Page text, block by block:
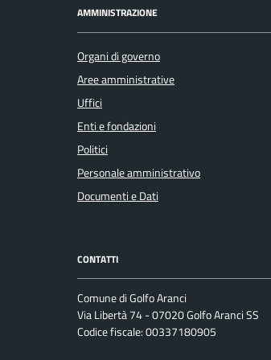
politica
Concorsi
Covid-
Elezioni
rinnovabili
Estero
AMMINISTRAZIONE
Organi di governo
Aree amministrative
Uffici
Enti e fondazioni
Politici
Personale amministrativo
Documenti e Dati
CONTATTI
Comune di Golfo Aranci
Via Libertà 74 - 07020 Golfo Aranci SS
Codice fiscale: 00337180905